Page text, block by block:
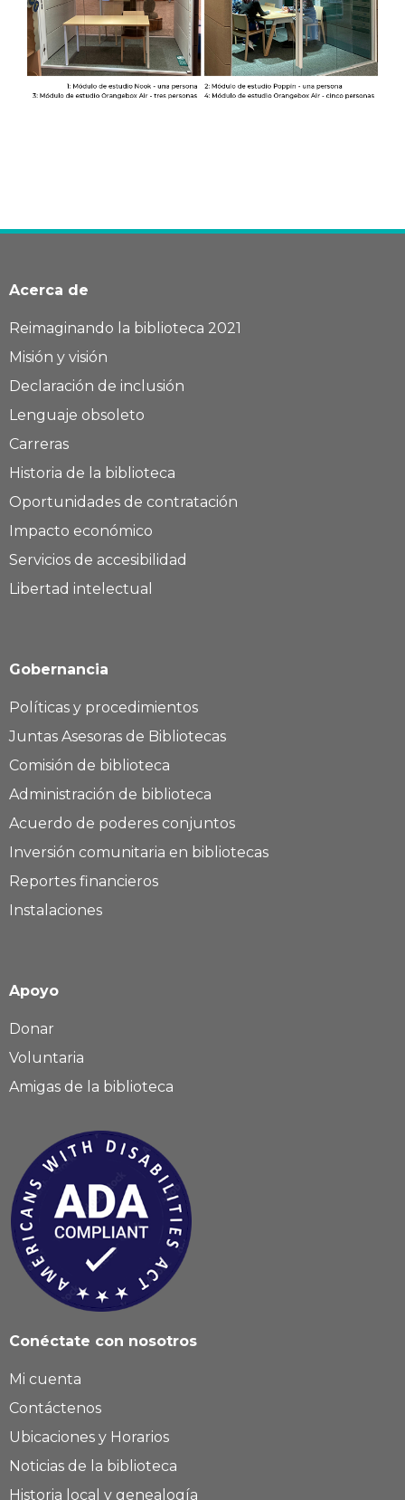
Acerca de
Reimaginando la biblioteca 2021
Misión y visión
Declaración de inclusión
Lenguaje obsoleto
Carreras
Historia de la biblioteca
Oportunidades de contratación
Impacto económico
Servicios de accesibilidad
Libertad intelectual
Gobernancia
Políticas y procedimientos
Juntas Asesoras de Bibliotecas
Comisión de biblioteca
Administración de biblioteca
Acuerdo de poderes conjuntos
Inversión comunitaria en bibliotecas
Reportes financieros
Instalaciones
Apoyo
Donar
Voluntaria
Amigas de la biblioteca
Conéctate con nosotros
Mi cuenta
Contáctenos
Ubicaciones y Horarios
Noticias de la biblioteca
Historia local y genealogía